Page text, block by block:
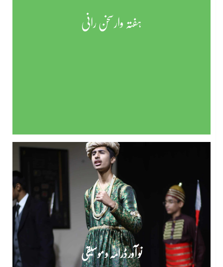
ہفتہ وارسخن رانی
نو آور ڈرامہ و موسیقی